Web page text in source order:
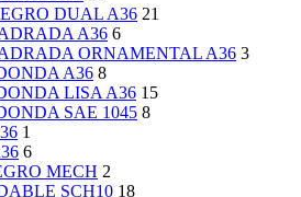
DUAL A36 21
A36 6
ORNAMENTAL A36 3
A36 8
LISA A36 15
SAE 1045 8
1
6
MECH 2
SCH10 18